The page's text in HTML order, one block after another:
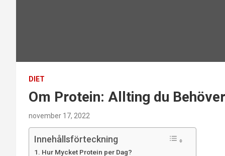
DIET
Om Protein: Allting du
november 17, 2022
Innehållsförteckning
Hur Mycket Protein per Dag?